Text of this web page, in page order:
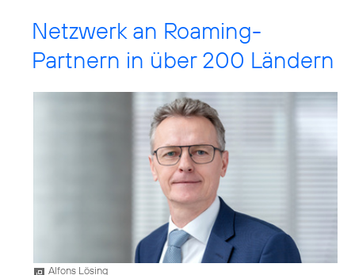
Netzwerk an Roaming-
Partnern in über 200 Ländern
Alfons Lösing